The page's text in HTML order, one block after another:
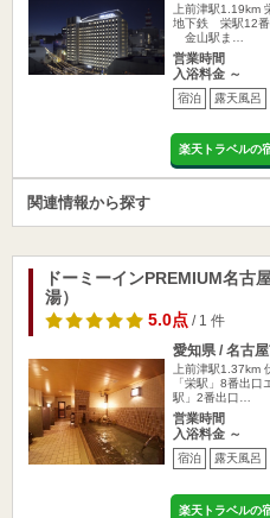
上前津駅1.19km
地下鉄 栄駅12
金山駅ま…
営業時間
入浴料金 ～
宿泊 露天風呂
楽天トラベルの
関連情報から探す
ドーミーインPREMIUM名古
湯）
5.0点/ 1 件
愛知県 / 名古
上前津駅1.37km
「栄駅」8番出
駅」2番出口…
営業時間
入浴料金 ～
宿泊 露天風呂
楽天トラベルの